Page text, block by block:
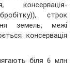
консервація-
строк
земель, межі
консервація
біля 6 млн